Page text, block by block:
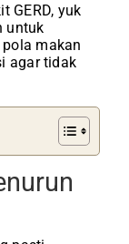
GERD, yuk
untuk
pola makan
agar tidak